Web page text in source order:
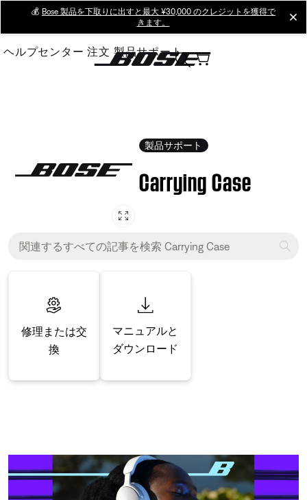
Main
💰 Bose 製品を下取りに出すと最大 ¥30,000 のクレジットを獲得で
きます。
ヘルプセンター 注文 製品サポート
製品サポート
Carrying Case
修理または交
換
マニュアルと
ダウンロード